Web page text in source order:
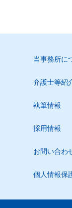
当事務所に
弁護士等紹
執筆情報
採用情報
お問い合わ
個人情報保